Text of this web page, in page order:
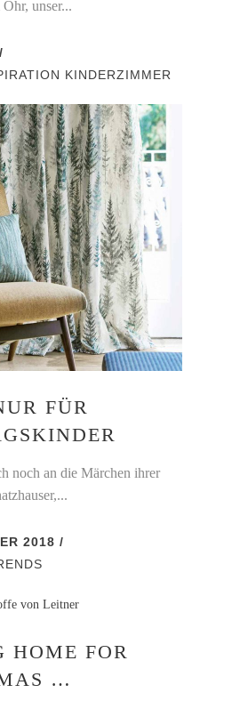
unser...
KINDERZIMMER
FÜR
noch an die Märchen ihrer
2018
HOME FOR
…